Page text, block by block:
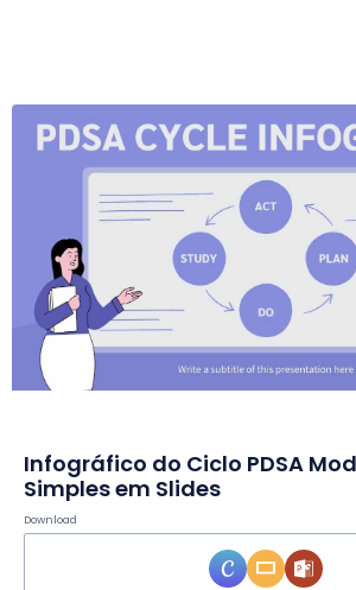
Infográfico do Ciclo PDSA
Simples em Slides
Download